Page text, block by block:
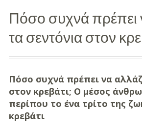
Διασκέδαση
Εκπαίδευση
Βάπτιση
Οργάνωση
Βάπτισης
Διάσημες
Πόσο συχνά πρέπει
τα σεντόνια στον
Πόσο συχνά πρέπει να
στον κρεβάτι; O μέσος
περίπου το ένα τρίτο της
κρεβάτι